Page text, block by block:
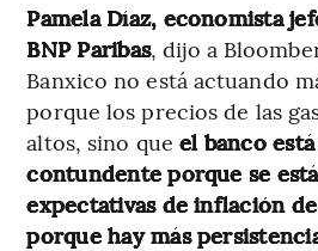
Pamela Díaz, economista
BNP Paribas, dijo a
Banxico no está actuando
porque los precios de las
altos, sino que el banco
contundente porque se
expectativas de inflación
porque hay más